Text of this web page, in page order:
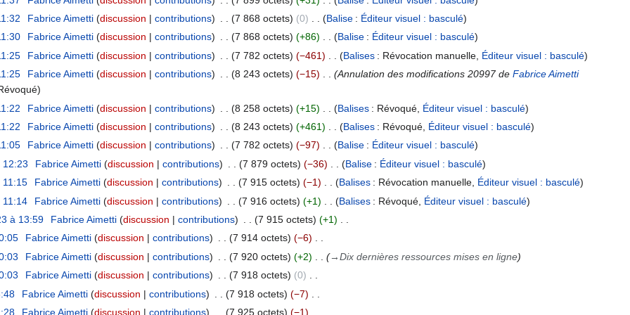
Fabrice Aimetti discussion contributions 7 868 octets 0 Balise: Éditeur visuel : basculé
Fabrice Aimetti discussion contributions 7 868 octets +86 Balise: Éditeur visuel : basculé
Fabrice Aimetti discussion contributions 7 782 octets −461 Balises: Révocation manuelle Éditeur visuel : basculé
Fabrice Aimetti discussion contributions 8 243 octets −15 Annulation des modifications 20997 de Fabrice Aimetti
Fabrice Aimetti discussion contributions 8 258 octets +15 Balises: Révoqué Éditeur visuel : basculé
Fabrice Aimetti discussion contributions 8 243 octets +461 Balises: Révoqué Éditeur visuel : basculé
Fabrice Aimetti discussion contributions 7 782 octets −97 Balise: Éditeur visuel : basculé
12:23
Fabrice Aimetti discussion contributions 7 879 octets −36 Balise: Éditeur visuel : basculé
11:15
Fabrice Aimetti discussion contributions 7 915 octets −1 Balises: Révocation manuelle Éditeur visuel : basculé
11:14
Fabrice Aimetti discussion contributions 7 916 octets +1 Balises: Révoqué Éditeur visuel : basculé
à 13:59
Fabrice Aimetti discussion contributions 7 915 octets
+1
Fabrice Aimetti discussion contributions 7 914 octets
−6
Fabrice Aimetti discussion contributions 7 920 octets +2 →Dix dernières ressources mises en ligne
Fabrice Aimetti discussion contributions 7 918 octets
0
Fabrice Aimetti discussion contributions 7 918 octets
−7
Fabrice Aimetti discussion contributions 7 925 octets −1